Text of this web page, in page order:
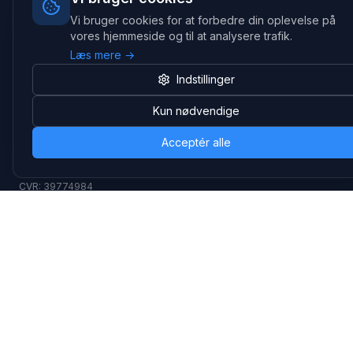
Vi bruger cookies for at forbedre din oplevelse på
vores hjemmeside og til at analysere trafik.
Læs mere →
Indstillinger
Kun nødvendige
Acceptér alle
største leverandører på markedet
Hovedkontor
Gammel Klausdalsbrovej 493, 2730 Herlev
Strevelinsvej 20, 7000 Fredericia
CVR: 39774984